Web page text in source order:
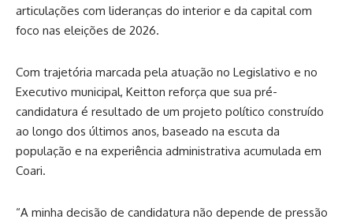
articulações com lideranças do interior e da capital com
foco nas eleições de 2026.
Com trajetória marcada pela atuação no Legislativo e no
Executivo municipal, Keitton reforça que sua pré-
candidatura é resultado de um projeto político construído
ao longo dos últimos anos, baseado na escuta da
população e na experiência administrativa acumulada em
Coari.
“A minha decisão de candidatura não depende de pressão